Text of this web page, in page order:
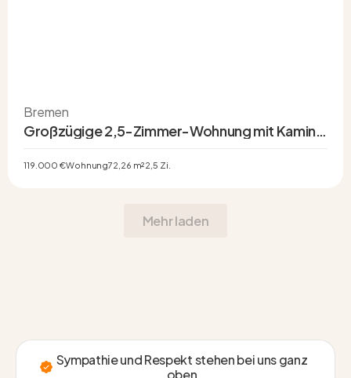
Bremen
Großzügige 2,5-Zimmer-Wohnung mit Kamin,
119.000 €Wohnung72,26 m²2,5 Zi.
Mehr laden
Sympathie und Respekt stehen bei uns ganz
oben